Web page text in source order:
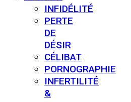
INFIDÉLITÉ
PERTE
DE
DÉSIR
CÉLIBAT
PORNOGRAPHIE
INFERTILITÉ
&